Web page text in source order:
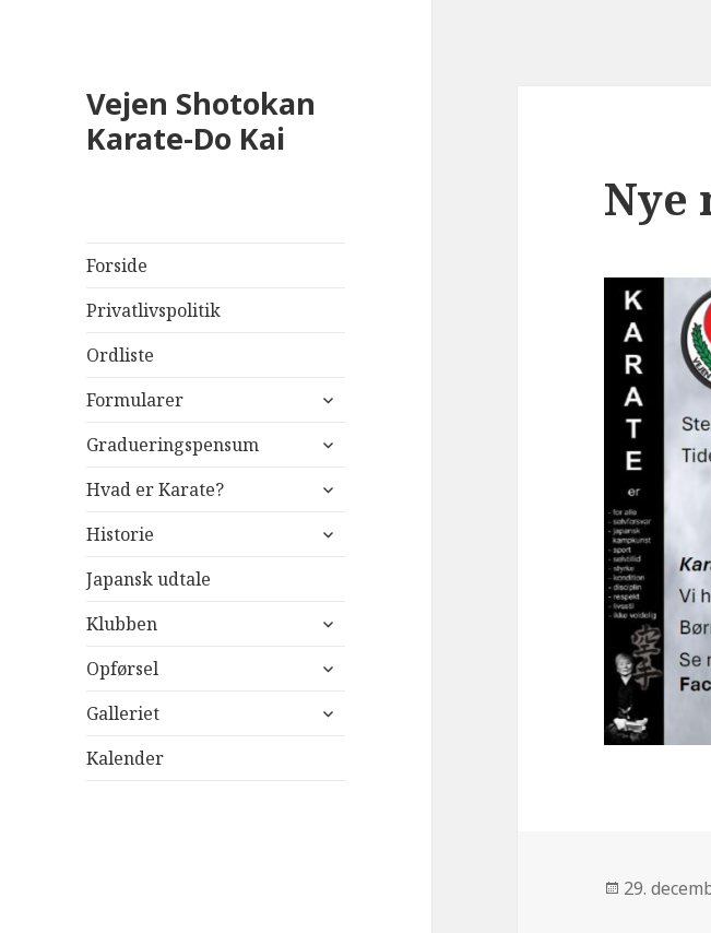
Vejen Shotokan
Karate-Do Kai
Forside
Privatlivspolitik
Ordliste
Formularer
udvid
Gradueringspensum
udvid
Hvad er Karate?
udvid
Historie
udvid
Japansk udtale
Klubben
udvid
Opførsel
udvid
Galleriet
udvid
Kalender
Nye
Udgivet
29.